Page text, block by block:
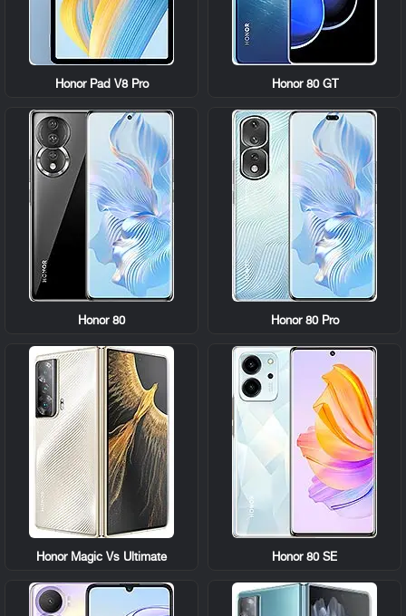
Honor 80 GT
Honor Pad V8 Pro
Honor 80 Pro
Honor 80
Honor 80 SE
Honor Magic Vs Ultimate